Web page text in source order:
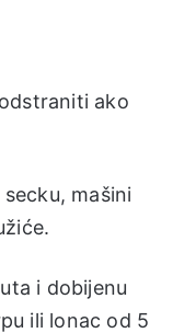
ako
mašini
i dobijenu
ili lonac od 5